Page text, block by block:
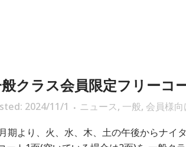
クラス会員限定フリーコ
2024/11/1 ニュース, 一般, 会員様向
期より、火、水、木、土の午後からナイ